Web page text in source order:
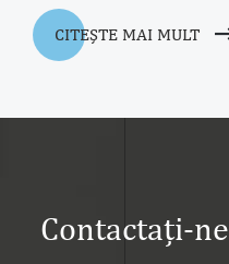
CITEŞTE MAI MULT
Contactaţi-ne